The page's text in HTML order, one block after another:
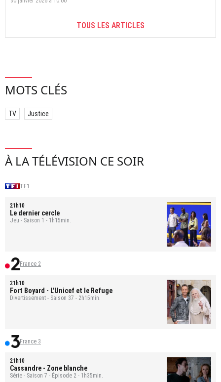
TOUS LES ARTICLES
MOTS CLÉS
TV Justice
À LA TÉLÉVISION CE SOIR
TF1
21h10
Le dernier cercle
Jeu - Saison 1 - 1h15min.
France 2
21h10
Fort Boyard - L'Unicef et le Refuge
Divertissement - Saison 37 - 2h15min.
France 3
21h10
Cassandre - Zone blanche
Série - Saison 7 - Épisode 2 - 1h35min.